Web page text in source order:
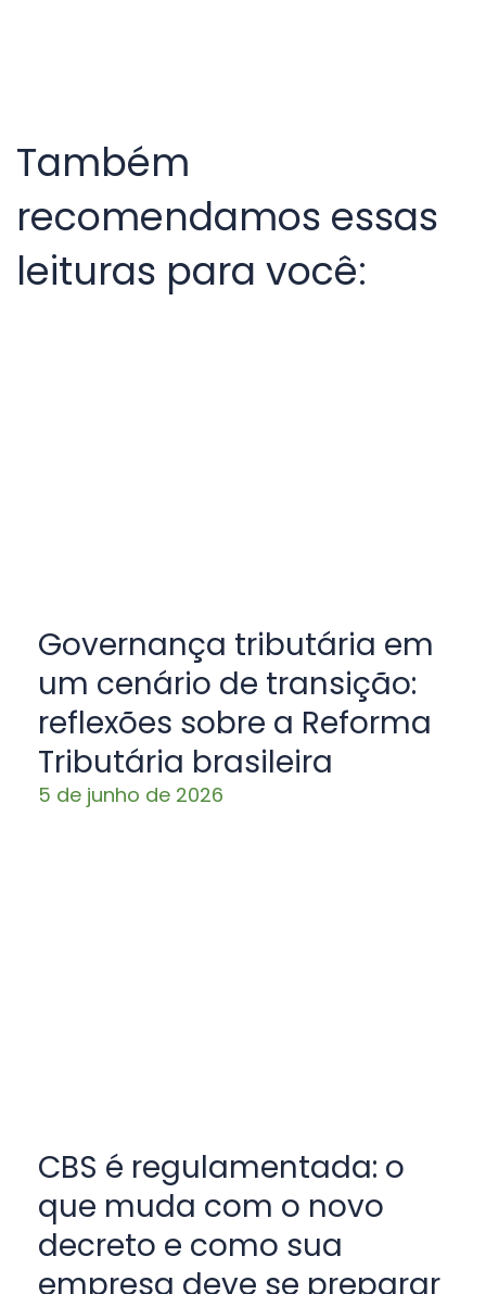
Também
recomendamos essas
leituras para você:
Governança tributária em
um cenário de transição:
reflexões sobre a Reforma
Tributária brasileira
5 de junho de 2026
CBS é regulamentada: o
que muda com o novo
decreto e como sua
empresa deve se preparar